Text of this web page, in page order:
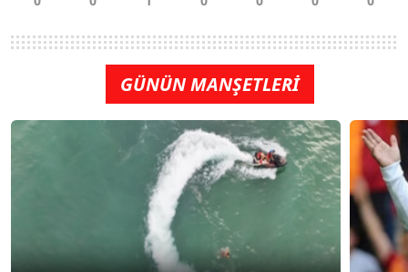
GÜNÜN MANŞETLERİ